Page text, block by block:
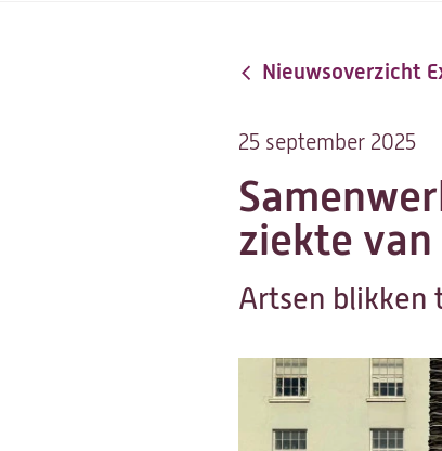
Nieuwsoverzicht
25 september 2025
ziekte van
Artsen blikken